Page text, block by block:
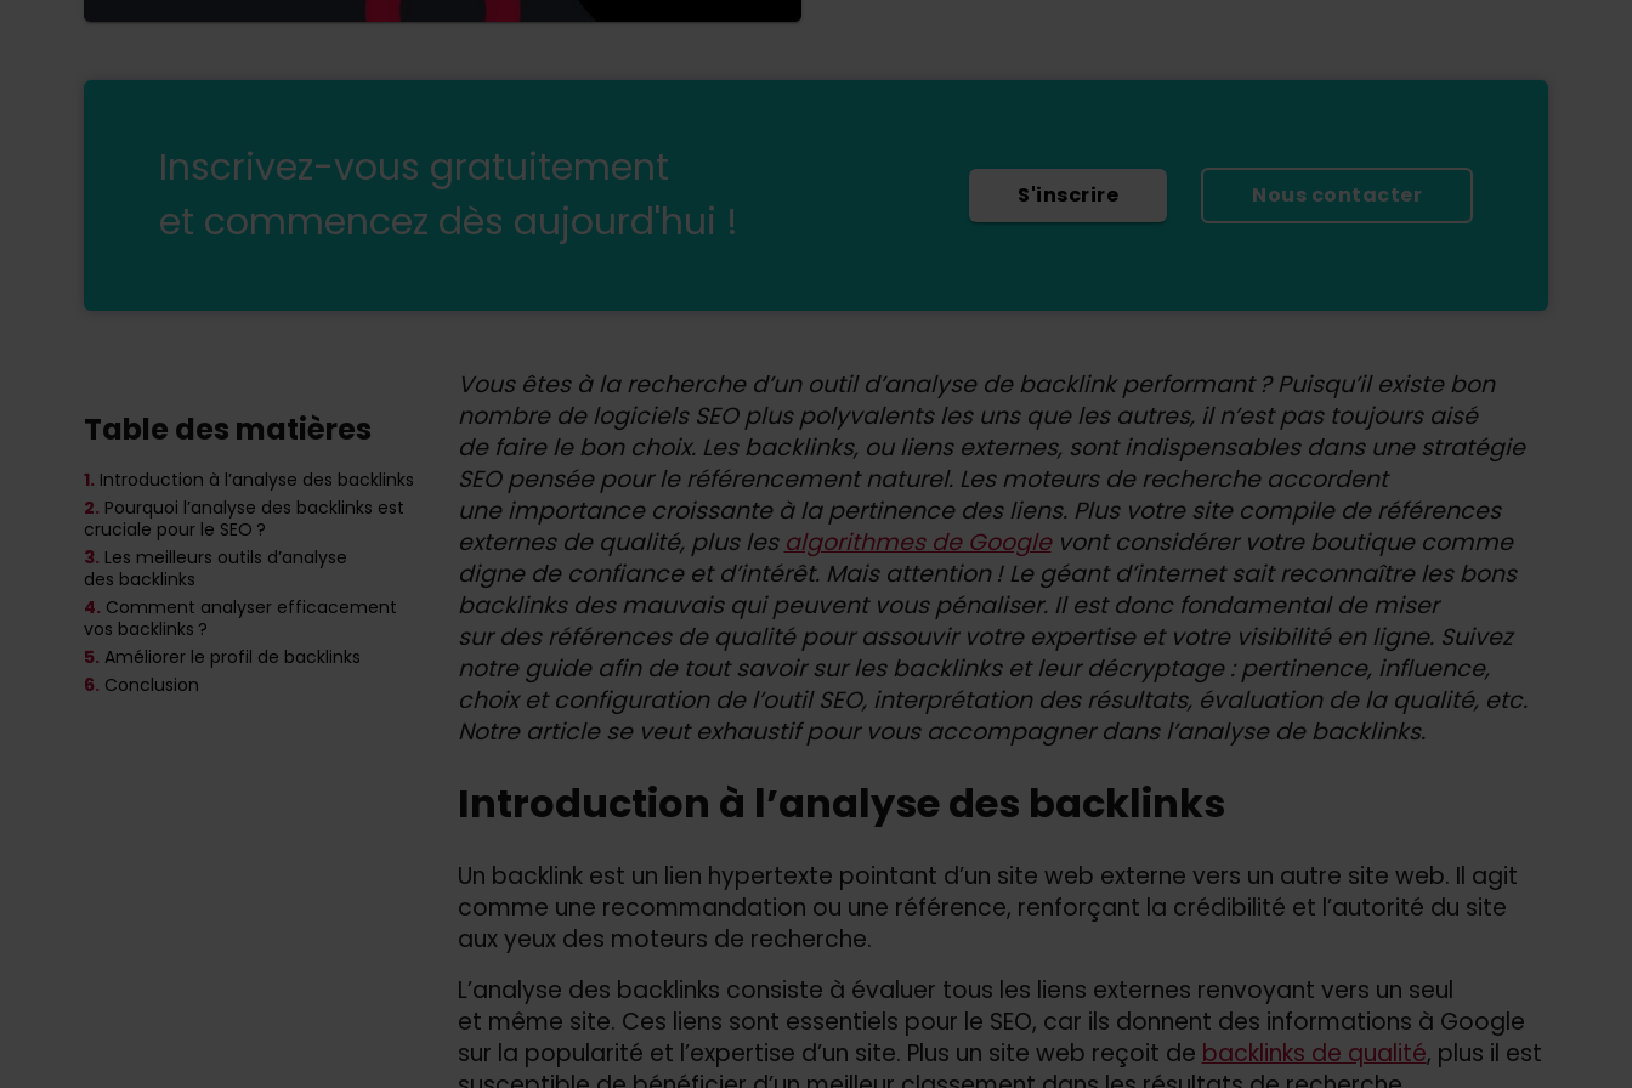
Inscrivez-vous gratuitement
et commencez dès aujourd'hui !
S'inscrire Nous contacter
Table des matières
1. Introduction à l’analyse des backlinks
2. Pourquoi l’analyse des backlinks est
cruciale pour le SEO ?
3. Les meilleurs outils d’analyse
des backlinks
4. Comment analyser efficacement
vos backlinks ?
5. Améliorer le profil de backlinks
6. Conclusion
Vous êtes à la recherche d’un outil d’analyse de backlink performant ? Puisqu’il existe bon
nombre de logiciels SEO plus polyvalents les uns que les autres, il n’est pas toujours aisé
de faire le bon choix. Les backlinks, ou liens externes, sont indispensables dans une stratégie
SEO pensée pour le référencement naturel. Les moteurs de recherche accordent
une importance croissante à la pertinence des liens. Plus votre site compile de références
externes de qualité, plus les algorithmes de Googlevont considérer votre boutique comme
digne de confiance et d’intérêt. Mais attention ! Le géant d’internet sait reconnaître les bons
backlinks des mauvais qui peuvent vous pénaliser. Il est donc fondamental de miser
sur des références de qualité pour assouvir votre expertise et votre visibilité en ligne. Suivez
notre guide afin de tout savoir sur les backlinks et leur décryptage : pertinence, influence,
choix et configuration de l’outil SEO, interprétation des résultats, évaluation de la qualité, etc.
Notre article se veut exhaustif pour vous accompagner dans l’analyse de backlinks.
Introduction à l’analyse des backlinks
Un backlink est un lien hypertexte pointant d’un site web externe vers un autre site web. Il agit
comme une recommandation ou une référence, renforçant la crédibilité et l’autorité du site
aux yeux des moteurs de recherche.
L’analyse des backlinks consiste à évaluer tous les liens externes renvoyant vers un seul
et même site. Ces liens sont essentiels pour le SEO, car ils donnent des informations à Google
sur la popularité et l’expertise d’un site. Plus un site web reçoit de backlinks de qualité, plus il est